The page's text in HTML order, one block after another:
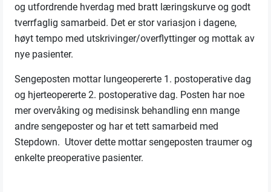
og utfordrende hverdag med bratt læringskurve og godt
tverrfaglig samarbeid. Det er stor variasjon i dagene,
høyt tempo med utskrivinger/overflyttinger og mottak av
nye pasienter.
Sengeposten mottar lungeopererte 1. postoperative dag
og hjerteopererte 2. postoperative dag. Posten har noe
mer overvåking og medisinsk behandling enn mange
andre sengeposter og har et tett samarbeid med
Stepdown. Utover dette mottar sengeposten traumer og
enkelte preoperative pasienter.